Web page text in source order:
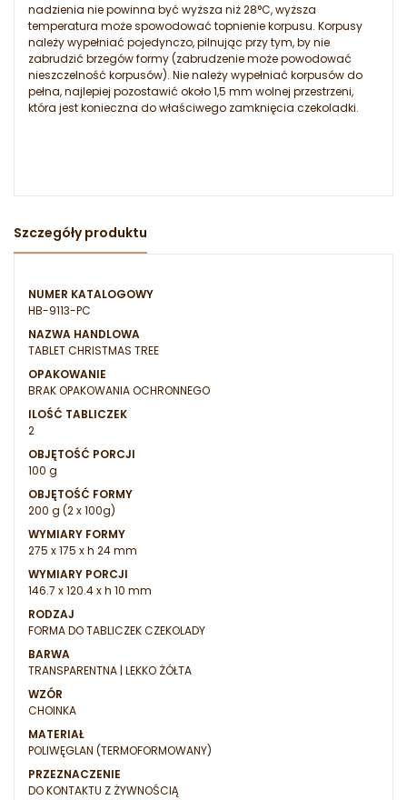
nadzienia nie powinna być wyższa niż 28°C, wyższa
temperatura może spowodować topnienie korpusu. Korpusy
należy wypełniać pojedynczo, pilnując przy tym, by nie
zabrudzić brzegów formy (zabrudzenie może powodować
nieszczelność korpusów). Nie należy wypełniać korpusów do
pełna, najlepiej pozostawić około 1,5 mm wolnej przestrzeni,
która jest konieczna do właściwego zamknięcia czekoladki.
Szczegóły produktu
NUMER KATALOGOWY
HB-9113-PC
NAZWA HANDLOWA
TABLET CHRISTMAS TREE
OPAKOWANIE
BRAK OPAKOWANIA OCHRONNEGO
ILOŚĆ TABLICZEK
2
OBJĘTOŚĆ PORCJI
100 g
OBJĘTOŚĆ FORMY
200 g (2 x 100g)
WYMIARY FORMY
275 x 175 x h 24 mm
WYMIARY PORCJI
146.7 x 120.4 x h 10 mm
RODZAJ
FORMA DO TABLICZEK CZEKOLADY
BARWA
TRANSPARENTNA | LEKKO ŻÓŁTA
WZÓR
CHOINKA
MATERIAŁ
POLIWĘGLAN (TERMOFORMOWANY)
PRZEZNACZENIE
DO KONTAKTU Z ŻYWNOŚCIĄ